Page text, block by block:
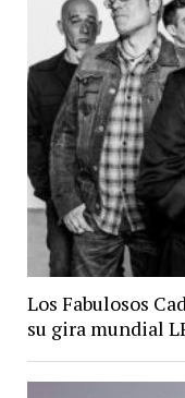
Los Fabulosos
su gira mundial